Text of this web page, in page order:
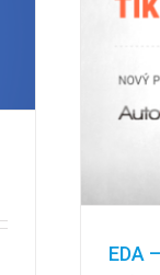
EDA